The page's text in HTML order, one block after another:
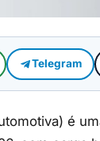
Telegram
é